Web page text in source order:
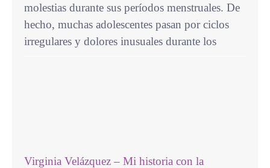
molestias durante sus períodos menstruales. De
hecho, muchas adolescentes pasan por ciclos
irregulares y dolores inusuales durante los
Virginia Velázquez – Mi historia con la